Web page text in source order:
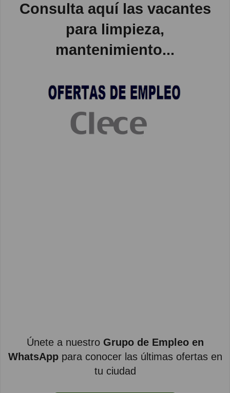
Consulta aquí las vacantes
para limpieza,
mantenimiento...
Únete a nuestro Grupo de Empleo en
WhatsApppara conocer las últimas ofertas en
tu ciudad